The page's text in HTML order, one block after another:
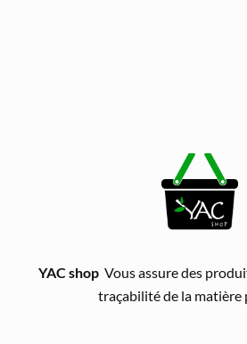
YAC shopVous assure des
traçabilité de la matière